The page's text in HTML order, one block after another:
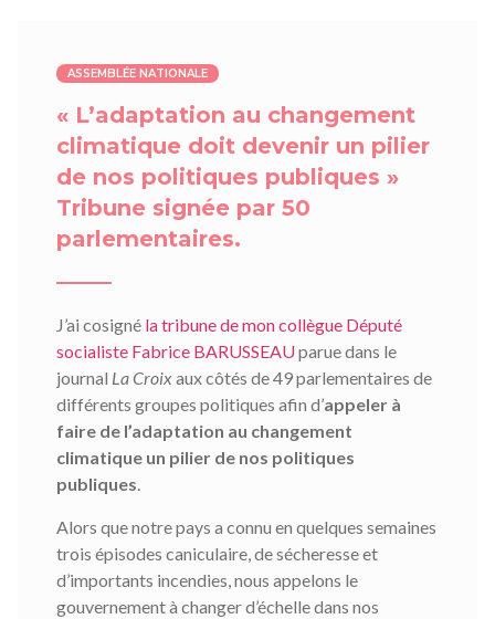
ASSEMBLÉE NATIONALE
« L’adaptation au changement
climatique doit devenir un pilier
de nos politiques publiques »
Tribune signée par 50
parlementaires.
J’ai cosigné la tribune de mon collègue Député
socialiste Fabrice BARUSSEAUparue dans le
journal La Croixaux côtés de 49 parlementaires de
différents groupes politiques afin d’appeler à
faire de l’adaptation au changement
climatique un pilier de nos politiques
publiques.
Alors que notre pays a connu en quelques semaines
trois épisodes caniculaire, de sécheresse et
d’importants incendies, nous appelons le
gouvernement à changer d’échelle dans nos